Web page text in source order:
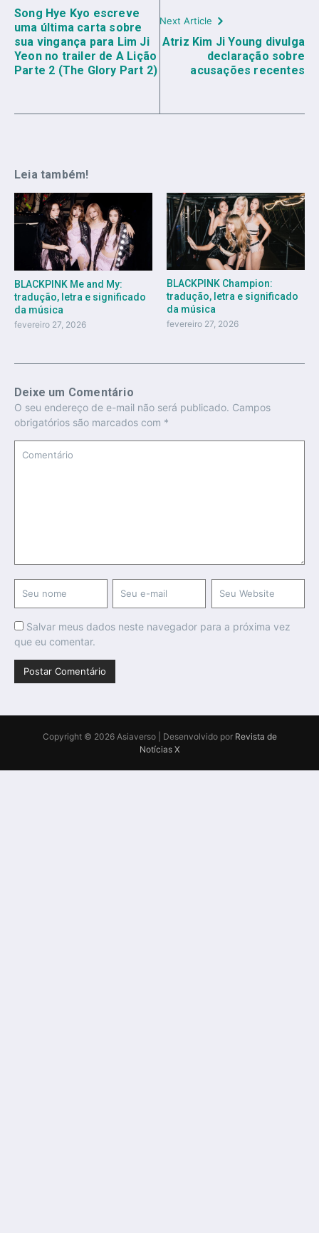
Song Hye Kyo escreve
uma última carta sobre
sua vingança para Lim Ji
Yeon no trailer de A Lição
Parte 2 (The Glory Part 2)
Next Article
Atriz Kim Ji Young divulga
declaração sobre
acusações recentes
Leia também!
BLACKPINK Me and My:
tradução, letra e significado
da música
fevereiro 27, 2026
BLACKPINK Champion:
tradução, letra e significado
da música
fevereiro 27, 2026
Deixe um Comentário
O seu endereço de e-mail não será publicado. Campos
obrigatórios são marcados com *
Salvar meus dados neste navegador para a próxima vez
que eu comentar.
Copyright © 2026 Asiaverso | Desenvolvido por Revista de
Notícias X